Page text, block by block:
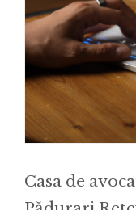
Casa de